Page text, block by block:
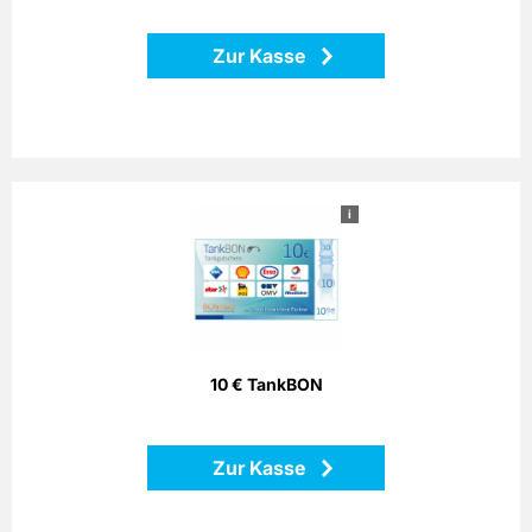
Zur Kasse
i
10 € TankBON
Zur Kasse
Bezahlen Sie einfach mit dem Bonago-Tankgutschein. Der
Bonago-Tankgutschein ist einlösbar per Telefon, Postalisch
oder Internet gegen Gutschein an zahlreichen